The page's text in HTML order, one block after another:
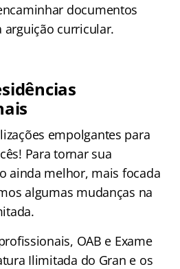
documentos
curricular.
empolgantes para
Para tornar sua
ainda melhor, mais focada
algumas mudanças na
OAB e Exame
Ilimitada do Gran e os